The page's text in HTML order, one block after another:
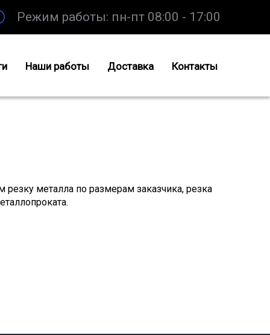
Режим работы: пн-пт 08:00 - 17:00
Наши работы Доставка Контакты
металла по размерам заказчика, резка